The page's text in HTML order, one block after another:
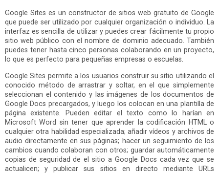
Google Sites es un constructor de sitios web gratuito de Google
que puede ser utilizado por cualquier organización o individuo. La
interfaz es sencilla de utilizar y puedes crear fácilmente tu propio
sitio web público con el nombre de dominio adecuado. También
puedes tener hasta cinco personas colaborando en un proyecto,
lo que es perfecto para pequeñas empresas o escuelas.
Google Sites permite a los usuarios construir su sitio utilizando el
conocido método de arrastrar y soltar, en el que simplemente
seleccionan el contenido y las imágenes de los documentos de
Google Docs precargados, y luego los colocan en una plantilla de
página existente. Pueden editar el texto como lo harían en
Microsoft Word sin tener que aprender la codificación HTML o
cualquier otra habilidad especializada; añadir vídeos y archivos de
audio directamente en sus páginas; hacer un seguimiento de los
cambios cuando colaboran con otros; guardar automáticamente
copias de seguridad de el sitio a Google Docs cada vez que se
actualicen; y publicar sus sitios en directo mediante URLs